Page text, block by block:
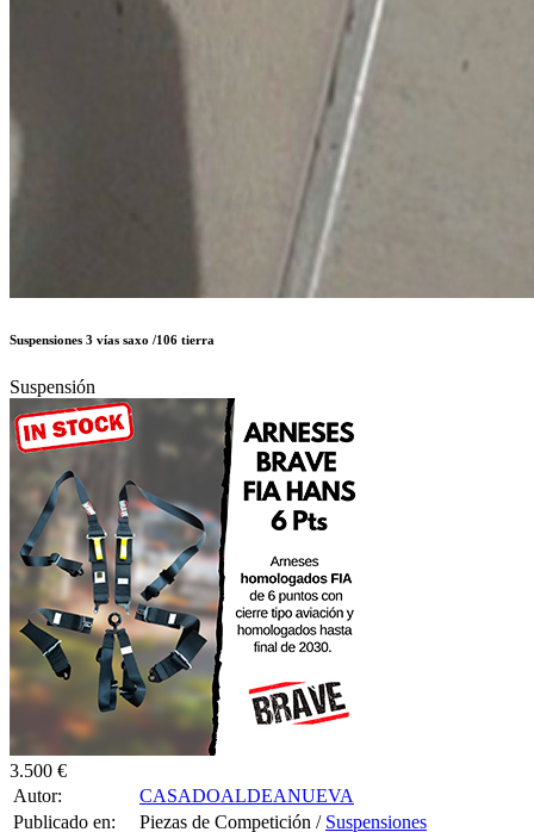
3.500 €
Autor:
Publicado en:
Piezas de Competición /Suspensiones
Publicado el:
17-Mar-2026 22:26